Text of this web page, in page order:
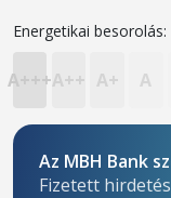
Energetikai besorolás:
A+++A++ A+ A
Az MBH Bank
Fizetett hirdetés